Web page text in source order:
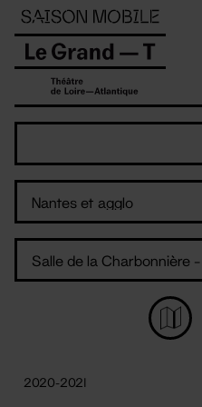
Panneau de gestion des cookies